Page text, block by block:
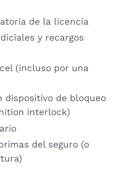
de la licencia
y recargos
(incluso por una
dispositivo de bloqueo
interlock)
del seguro (o